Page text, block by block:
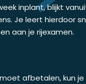
inplant, blijkt
Je leert hierdoor
aan je rijexamen.
afbetalen, kun